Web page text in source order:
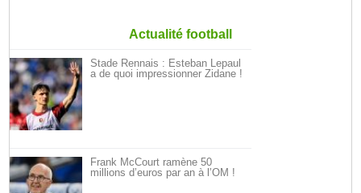
Actualité football
Stade Rennais : Esteban Lepaul
a de quoi impressionner Zidane !
Frank McCourt ramène 50
millions d’euros par an à l’OM !